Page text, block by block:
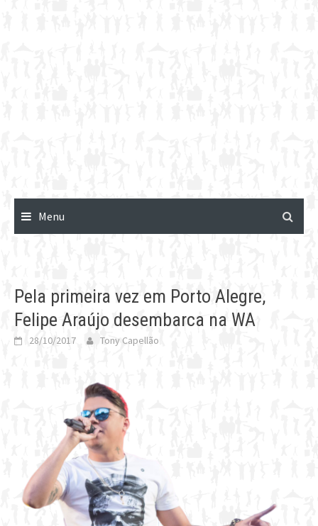
Menu
Pela primeira vez em Porto Alegre,
Felipe Araújo desembarca na WA
28/10/2017 Tony Capellão